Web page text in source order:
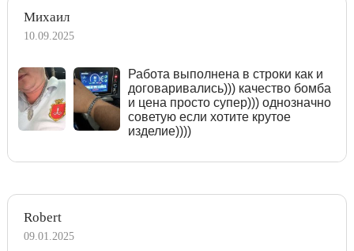
Михаил
10.09.2025
Работа выполнена в строки как и
договаривались))) качество бомба
и цена просто супер))) однозначно
советую если хотите крутое
изделие))))
Robert
09.01.2025